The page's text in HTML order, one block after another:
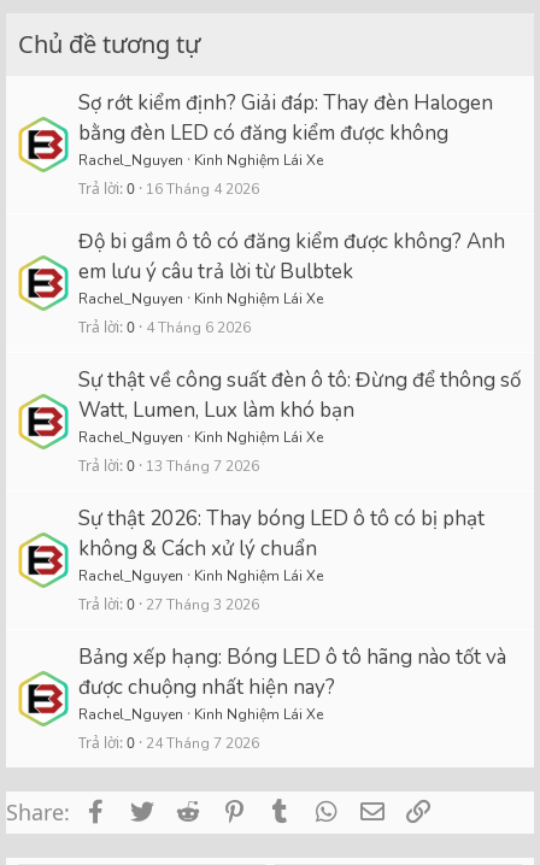
Chủ đề tương tự
Sợ rớt kiểm định? Giải đáp: Thay đèn Halogen
bằng đèn LED có đăng kiểm được không
Rachel_Nguyen Kinh Nghiệm Lái Xe
Trả lời 0 16 Tháng 4 2026
Độ bi gầm ô tô có đăng kiểm được không? Anh
em lưu ý câu trả lời từ Bulbtek
Rachel_Nguyen Kinh Nghiệm Lái Xe
Trả lời 0 4 Tháng 6 2026
Sự thật về công suất đèn ô tô: Đừng để thông số
Watt, Lumen, Lux làm khó bạn
Rachel_Nguyen Kinh Nghiệm Lái Xe
Trả lời 0 13 Tháng 7 2026
Sự thật 2026: Thay bóng LED ô tô có bị phạt
không & Cách xử lý chuẩn
Rachel_Nguyen Kinh Nghiệm Lái Xe
Trả lời 0 27 Tháng 3 2026
Bảng xếp hạng: Bóng LED ô tô hãng nào tốt và
được chuộng nhất hiện nay?
Rachel_Nguyen Kinh Nghiệm Lái Xe
Trả lời 0 24 Tháng 7 2026
Share: FacebookTwitterReddit PinterestTumblrWhatsApp
Email